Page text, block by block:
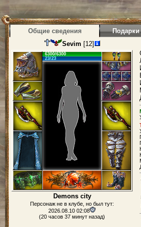
Общие сведения Подарки
Sevim [12]
6300/6300
23/23
Demons city
Персонаж не в клубе, но был тут:
2026.08.10 02:08
(20 часов 37 минут назад)